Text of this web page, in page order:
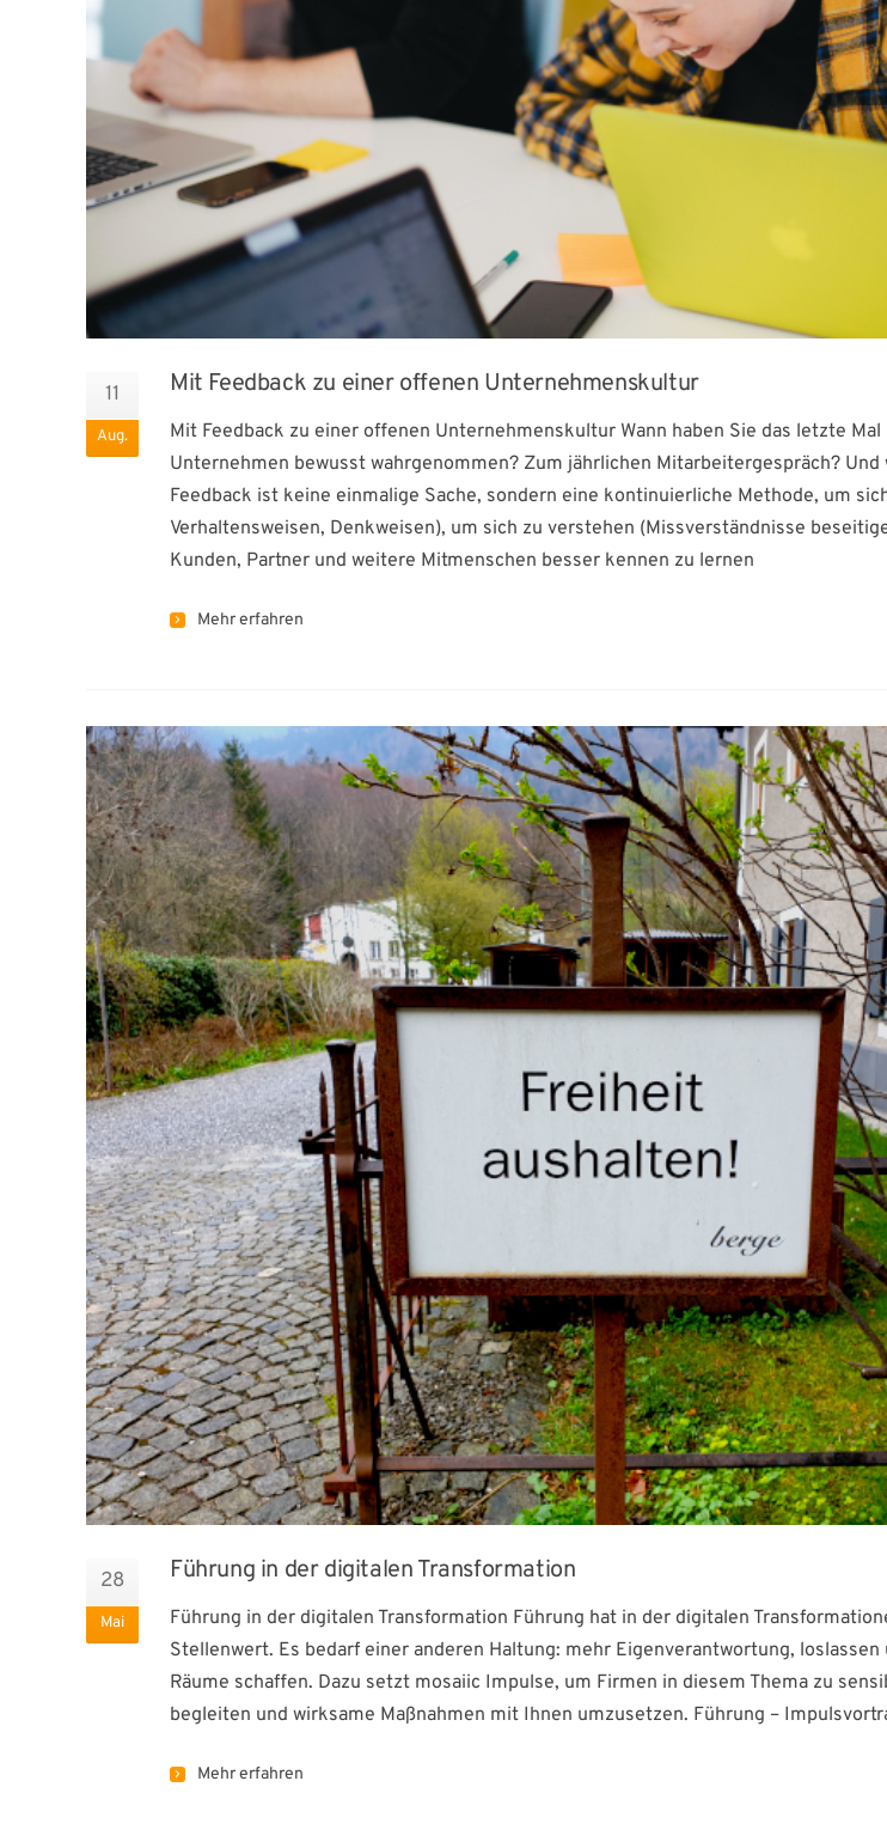
11
Aug.
Mit Feedback zu einer offenen Unternehmenskultur
Mit Feedback zu einer offenen Unternehmenskultur Wann haben Sie das letzte Mal
Unternehmen bewusst wahrgenommen? Zum jährlichen Mitarbeitergespräch?
Feedback ist keine einmalige Sache, sondern eine kontinuierliche Methode, um
Verhaltensweisen, Denkweisen), um sich zu verstehen (Missverständnisse
Kunden, Partner und weitere Mitmenschen besser kennen zu lernen
Mehr erfahren
28
Mai
Führung in der digitalen Transformation
Führung in der digitalen Transformation Führung hat in der digitalen
Stellenwert. Es bedarf einer anderen Haltung: mehr Eigenverantwortung,
Räume schaffen. Dazu setzt mosaiic Impulse, um Firmen in diesem Thema zu
begleiten und wirksame Maßnahmen mit Ihnen umzusetzen. Führung –
Mehr erfahren